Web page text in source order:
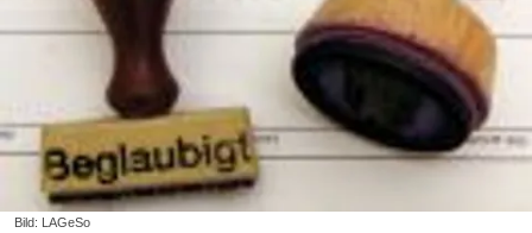
Bild: LAGeSo